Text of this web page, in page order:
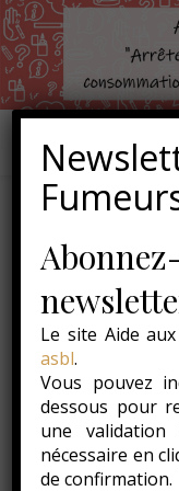
informations sur
consommation du
Au fur et à
des initiatives
agissent pour
l’impact
Le site Aide
asbl.
Vous pouvez
dessous pour
une
nécessaire en
de confirmation.